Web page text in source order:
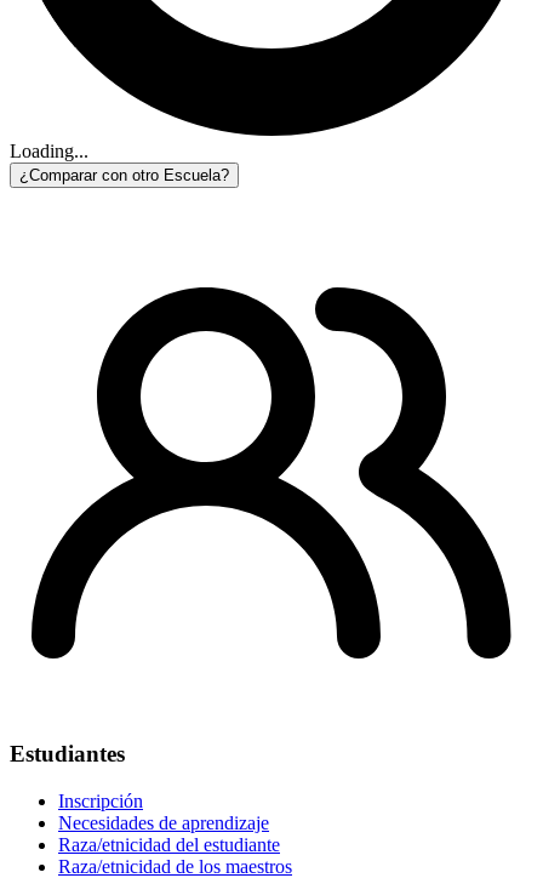
Loading...
¿Comparar con otro Escuela?
Estudiantes
Inscripción
Necesidades de aprendizaje
Raza/etnicidad del estudiante
Raza/etnicidad de los maestros